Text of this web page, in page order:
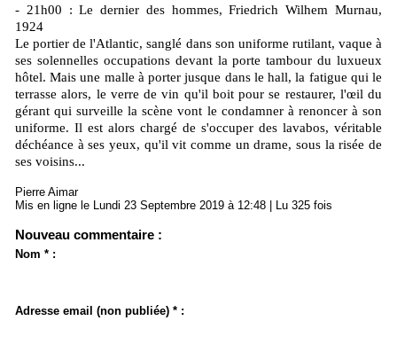
- 21h00 : Le dernier des hommes, Friedrich Wilhem Murnau,
1924
Le portier de l'Atlantic, sanglé dans son uniforme rutilant, vaque à
ses solennelles occupations devant la porte tambour du luxueux
hôtel. Mais une malle à porter jusque dans le hall, la fatigue qui le
terrasse alors, le verre de vin qu'il boit pour se restaurer, l'œil du
gérant qui surveille la scène vont le condamner à renoncer à son
uniforme. Il est alors chargé de s'occuper des lavabos, véritable
déchéance à ses yeux, qu'il vit comme un drame, sous la risée de
ses voisins...
Pierre Aimar
Mis en ligne le Lundi 23 Septembre 2019 à 12:48 | Lu 325 fois
Nouveau commentaire :
Nom * :
Adresse email (non publiée) * :